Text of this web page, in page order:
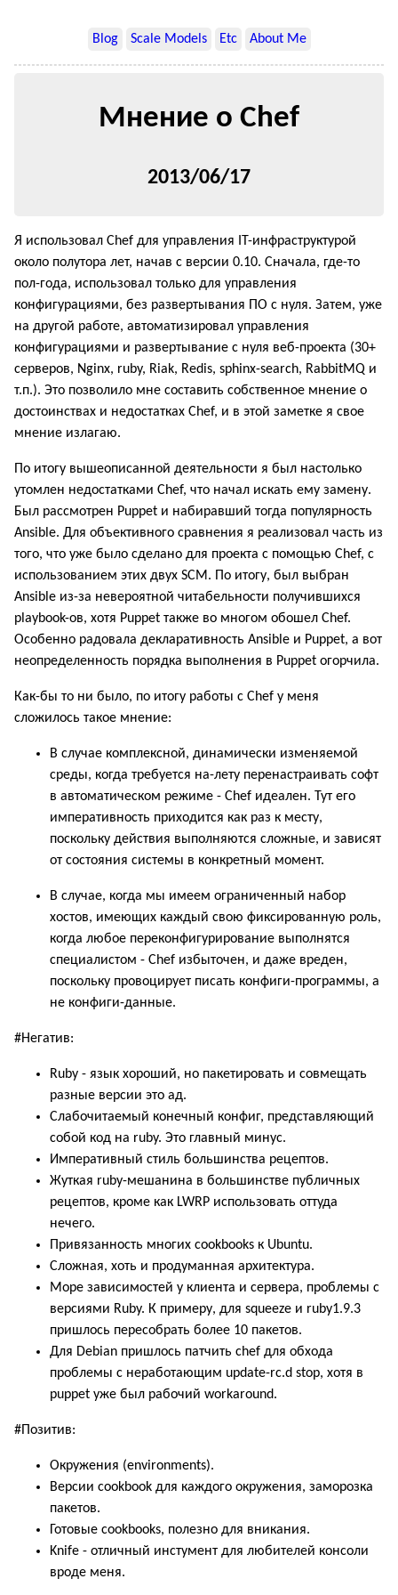
Blog Scale Models Etc About Me
Мнение о Chef
2013/06/17
Я использовал Chef для управления IT-инфраструктурой
около полутора лет, начав с версии 0.10. Сначала, где-то
пол-года, использовал только для управления
конфигурациями, без развертывания ПО с нуля. Затем, уже
на другой работе, автоматизировал управления
конфигурациями и развертывание с нуля веб-проекта (30+
серверов, Nginx, ruby, Riak, Redis, sphinx-search, RabbitMQ и
т.п.). Это позволило мне составить собственное мнение o
достоинствах и недостатках Chef, и в этой заметке я свое
мнение излагаю.
По итогу вышеописанной деятельности я был настолько
утомлен недостатками Chef, что начал искать ему замену.
Был рассмотрен Puppet и набиравший тогда популярность
Ansible. Для объективного сравнения я реализовал часть из
того, что уже было сделано для проекта с помощью Chef, с
использованием этих двух SCM. По итогу, был выбран
Ansible из-за невероятной читабельности получившихся
playbook-ов, хотя Puppet также во многом обошел Chef.
Особенно радовала декларативность Ansible и Puppet, а вот
неопределенность порядка выполнения в Puppet огорчила.
Как-бы то ни было, по итогу работы с Chef у меня
сложилось такое мнение:
В случае комплексной, динамически изменяемой
среды, когда требуется на-лету перенастраивать софт
в автоматическом режиме - Chef идеален. Тут его
императивность приходится как раз к месту,
поскольку действия выполняются сложные, и зависят
от состояния системы в конкретный момент.
В случае, когда мы имеем ограниченный набор
хостов, имеющих каждый свою фиксированную роль,
когда любое переконфигурирование выполнятся
специалистом - Chef избыточен, и даже вреден,
поскольку провоцирует писать конфиги-программы, а
не конфиги-данные.
#Негатив:
Ruby - язык хороший, но пакетировать и совмещать
разные версии это ад.
Слабочитаемый конечный конфиг, представляющий
собой код на ruby. Это главный минус.
Императивный стиль большинства рецептов.
Жуткая ruby-мешанина в большинстве публичных
рецептов, кроме как LWRP использовать оттуда
нечего.
Привязанность многих cookbooks к Ubuntu.
Сложная, хоть и продуманная архитектура.
Море зависимостей у клиента и сервера, проблемы с
версиями Ruby. К примеру, для squeeze и ruby1.9.3
пришлось пересобрать более 10 пакетов.
Для Debian пришлось патчить chef для обхода
проблемы с неработающим update-rc.d stop, хотя в
puppet уже был рабочий workaround.
#Позитив:
Окружения (environments).
Версии cookbook для каждого окружения, заморозка
пакетов.
Готовые cookbooks, полезно для вникания.
Knife - отличный инстумент для любителей консоли
вроде меня.